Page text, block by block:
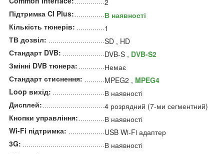
Підтримка CI Plus:
В наявності
Кількість тюнерів:
1
ТВ дозвіл:
SD , HD
Стандарт DVB:
DVB-S , DVB-S2
Змінні DVB тюнера:
Немає
Стандарт стиснення:
MPEG2 , MPEG4
Loop вихід:
В наявності
Дисплей:
4 розрядний (7-ми сегментний)
Кнопки управління:
В наявності
Wi-Fi підтримка:
USB Wi-Fi адаптер
3G:
В наявності